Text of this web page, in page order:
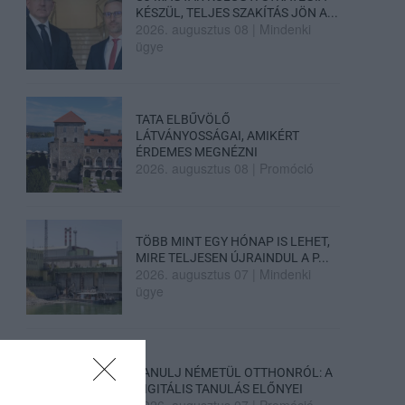
KÉSZÜL, TELJES SZAKÍTÁS JÖN A...
2026. augusztus 08
Mindenki
ügye
TATA ELBŰVÖLŐ
LÁTVÁNYOSSÁGAI, AMIKÉRT
ÉRDEMES MEGNÉZNI
2026. augusztus 08 Promóció
TÖBB MINT EGY HÓNAP IS LEHET,
MIRE TELJESEN ÚJRAINDUL A P...
2026. augusztus 07
Mindenki
ügye
TANULJ NÉMETÜL OTTHONRÓL: A
DIGITÁLIS TANULÁS ELŐNYEI